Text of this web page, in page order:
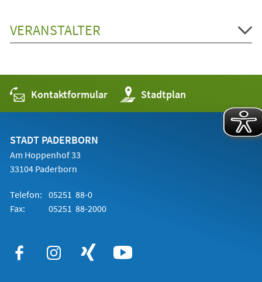
VERANSTALTER
Kontaktformular Stadtplan
(Öffnet
in
einem
STADT PADERBORN
Am Hoppenhof 33
33104 Paderborn
Telefon: 05251 88-0
Fax:
05251 88-2000